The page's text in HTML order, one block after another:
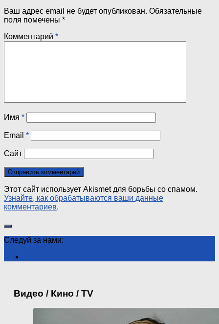
Ваш адрес email не будет опубликован. Обязательные
поля помечены *
Комментарий *
Имя *
Email *
Сайт
Этот сайт использует Akismet для борьбы со спамом.
Узнайте, как обрабатываются ваши данные
комментариев.
Следуй за нами:
Видео / Кино / TV